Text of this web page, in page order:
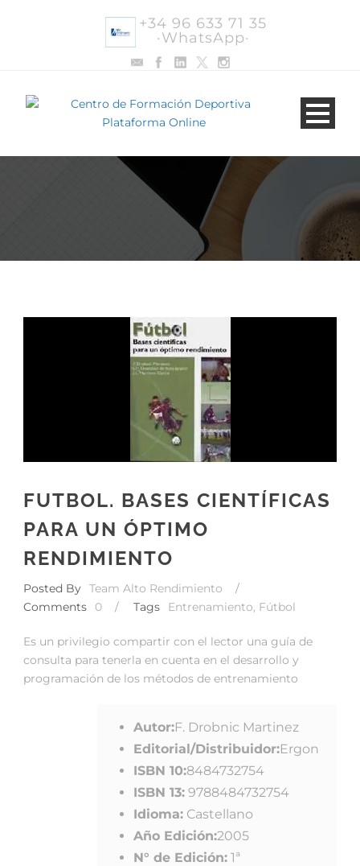
+34 96 633 71 35
·WhatsApp·
FUTBOL. BASES CIENTÍFICAS
PARA UN ÓPTIMO
RENDIMIENTO
Posted By Team Alto Rendimiento
/
Comments
0 / Tags Entrenamiento, Fútbol
Es un privilegio compartir con el lector una guía de
consulta para tenerla en cuenta en el desarrollo y
programación de los métodos de entrenamiento
Autor:F. Drobnic Martinez
Editorial/Distribuidor:Ergon
ISBN 10:8484732754
ISBN 13: 9788484732754
Idioma: Castellano
Año Edición:2005
N° de Edición: 1ª